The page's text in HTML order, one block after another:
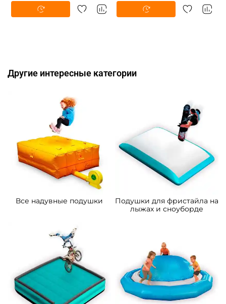
Другие интересные категории
Все надувные подушки
Подушки для фристайла на
лыжах и сноуборде